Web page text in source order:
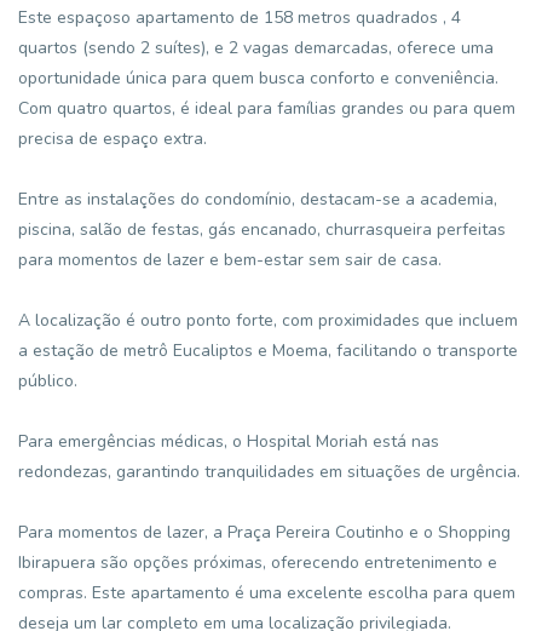
Este espaçoso apartamento de 158 metros quadrados , 4
quartos (sendo 2 suítes), e 2 vagas demarcadas, oferece uma
oportunidade única para quem busca conforto e conveniência.
Com quatro quartos, é ideal para famílias grandes ou para quem
precisa de espaço extra.
Entre as instalações do condomínio, destacam-se a academia,
piscina, salão de festas, gás encanado, churrasqueira perfeitas
para momentos de lazer e bem-estar sem sair de casa.
A localização é outro ponto forte, com proximidades que incluem
a estação de metrô Eucaliptos e Moema, facilitando o transporte
público.
Para emergências médicas, o Hospital Moriah está nas
redondezas, garantindo tranquilidades em situações de urgência.
Para momentos de lazer, a Praça Pereira Coutinho e o Shopping
Ibirapuera são opções próximas, oferecendo entretenimento e
compras. Este apartamento é uma excelente escolha para quem
deseja um lar completo em uma localização privilegiada.